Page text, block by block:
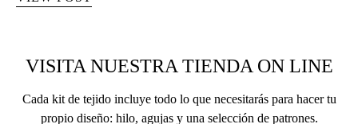
VISITA NUESTRA TIENDA ON LINE
Cada kit de tejido incluye todo lo que necesitarás para hacer tu
propio diseño: hilo, agujas y una selección de patrones.